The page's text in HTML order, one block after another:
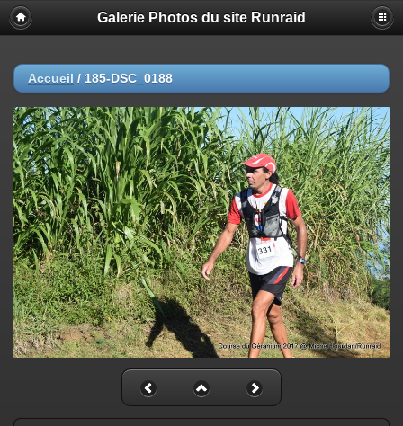
Galerie Photos du site Runraid
Accueil / 185-DSC_0188